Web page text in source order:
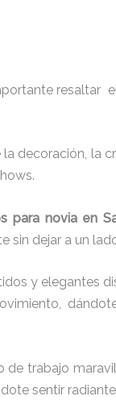
resaltar
decoración, la
para novia en
sin dejar a un
y elegantes
de trabajo
sentir